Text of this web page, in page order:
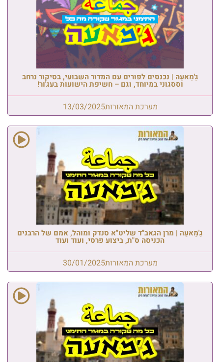
גַ'מַאעַה | נכנסים לפורים עם המדור השבועי, בסיקור נרחב
וססגוני במיוחד, וגם – חשיפת הישועות בעג'ור!
מערכת המאורות13/03/2025
גַ'מַאעַה | מרן הגאב"ד שליט"א סנדק ומוהל, אמם של הרבנים
הכניסה ס"ת, ביצוע פרסי, ועוד ועוד
מערכת המאורות30/01/2025